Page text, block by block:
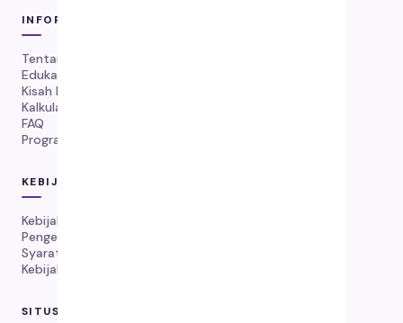
INFORMASI
Tentang Kami
Edukasi FIP
Kisah Pemulihan FIP
Kalkulator Dosis
FAQ
Program Kekambuhan
KEBIJAKAN
Kebijakan Pengiriman
Pengembalian & Penggantian
Syarat Layanan
Kebijakan Privasi
SITUS WEB GLOBAL